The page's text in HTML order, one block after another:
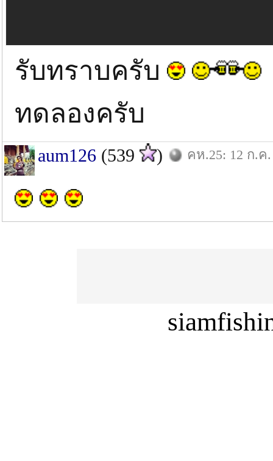
รับทราบครับ
ทดลองครับ
aum126 (539 ) คห.25: 12 ก.ค.